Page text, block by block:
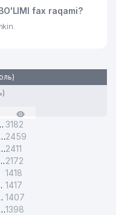
fax raqami?
XIZMATI 3182
CHILONZOR ELEKTR TARMOG'I NOSOZLIK XIZMATI2459
O'ZBEKISTON RESPUBLIKASI BOSH PROKURATURASI ISHONCH TELEFONI2411
NOSOZLIKLARI XIZMATI2172
1418
AJ 1417
XIZMATI 1407
SAMARQAND ELEKTR TARMOQLARI AJ1398